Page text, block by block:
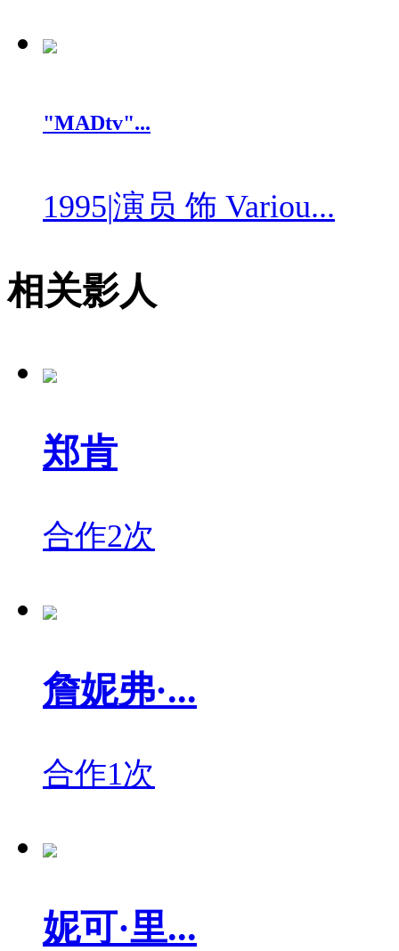
"MADtv"...
1995|演员 饰 Variou...
相关影人
郑肯
合作2次
詹妮弗·...
合作1次
妮可·里...